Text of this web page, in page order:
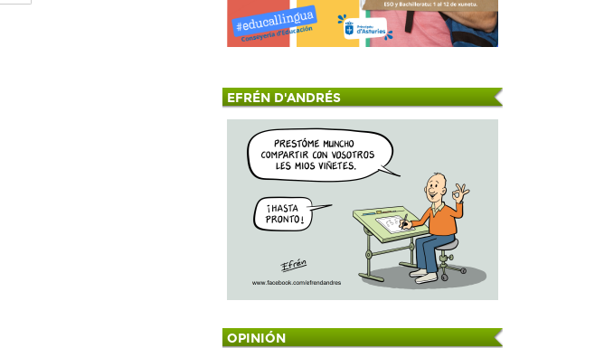
EFRÉN D'ANDRÉS
OPINIÓN